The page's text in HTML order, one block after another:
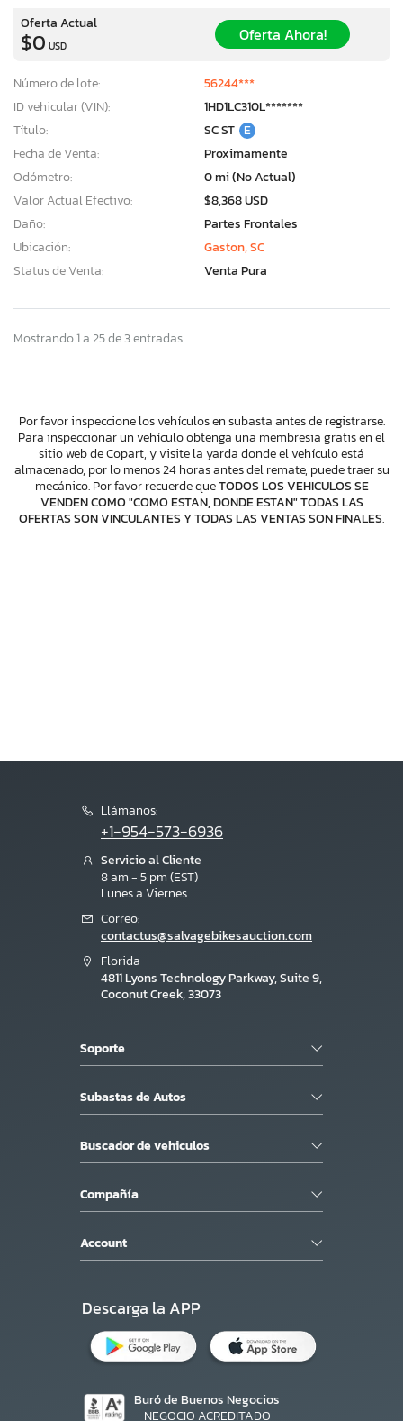
Oferta Actual
$0 USD
Oferta Ahora!
Número de lote:
56244***
ID vehicular (VIN):
1HD1LC310L*******
Título:
SC ST E
Fecha de Venta:
Proximamente
Odómetro:
0 mi (No Actual)
Valor Actual Efectivo:
$8,368 USD
Daño:
Partes Frontales
Ubicación:
Gaston, SC
Status de Venta:
Venta Pura
Mostrando 1 a 25 de 3 entradas
Por favor inspeccione los vehículos en subasta antes de registrarse.
Para inspeccionar un vehículo obtenga una membresia gratis en el
sitio web de Copart, y visite la yarda donde el vehículo está
almacenado, por lo menos 24 horas antes del remate, puede traer su
mecánico. Por favor recuerde queTODOS LOS VEHICULOS SE
VENDEN COMO "COMO ESTAN, DONDE ESTAN" TODAS LAS
OFERTAS SON VINCULANTES Y TODAS LAS VENTAS SON FINALES.
Llámanos:
+1-954-573-6936
Servicio al Cliente
8 am - 5 pm (EST)
Lunes a Viernes
Correo:
contactus@salvagebikesauction.com
Florida
4811 Lyons Technology Parkway, Suite 9,
Coconut Creek, 33073
Soporte
Subastas de Autos
Buscador de vehiculos
Compañía
Account
Descarga la APP
Buró de Buenos Negocios
NEGOCIO ACREDITADO